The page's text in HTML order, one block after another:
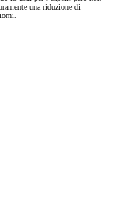
una riduzione di